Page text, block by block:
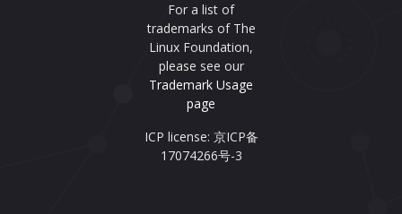
For a list of
trademarks of The
Linux Foundation,
please see our
Trademark Usage
page
ICP license: 京ICP备
17074266号-3